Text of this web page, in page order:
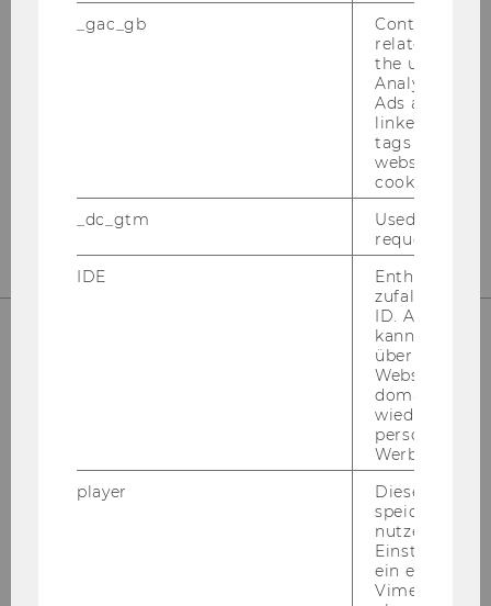
Österreichisches und
Internationales Steuerrecht
UNSERE SOCIAL MEDIA KANÄLE
_gac_gb
Contains
related
the user. If
Analytics and
Ads accounts
linked, the
tags on the
website read
cookie.
_dc_gtm
Used to
request rate.
IDE
Enthält eine
ID. Anhand
kann Google
über
Websites
Werbung
player
Dieses Cookie
speichert
ein
Vimeo-Video